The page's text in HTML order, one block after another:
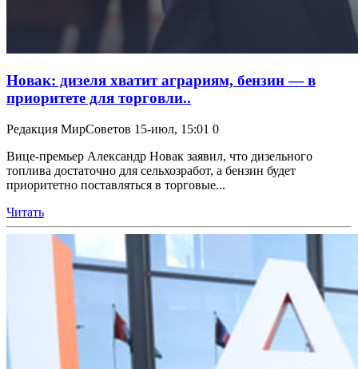
Новак: дизеля хватит аграриям, бензин — в
приоритете для торговли..
Редакция МирСоветов 15-июл, 15:01 0
Вице-премьер Александр Новак заявил, что дизельного
топлива достаточно для сельхозработ, а бензин будет
приоритетно поставляться в торговые...
Читать